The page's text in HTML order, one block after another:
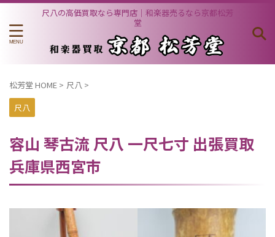
尺八の高価買取なら専門店｜和楽器売るなら京都松芳
堂
松芳堂 HOME > 尺八 >
尺八
容山 琴古流 尺八 一尺七寸 出張買取
兵庫県西宮市